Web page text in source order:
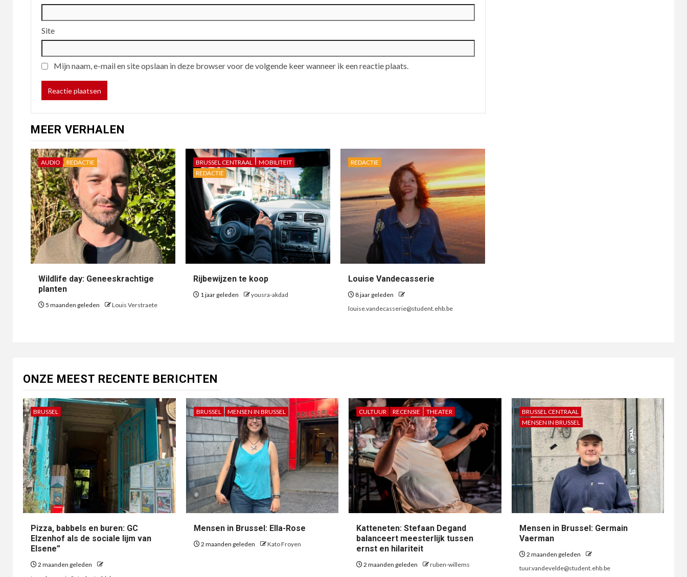
Site
Mijn naam, e-mail en site opslaan in deze browser voor de volgende keer wanneer ik een reactie plaats.
MEER VERHALEN
AUDIO REDACTIE
Wildlife day: Geneeskrachtige
planten
5 maanden geleden Louis Verstraete
BRUSSEL CENTRAAL
MOBILITEIT
REDACTIE
Rijbewijzen te koop
1 jaar geleden yousra-akdad
REDACTIE
Louise Vandecasserie
8 jaar geleden
louise.vandecasserie@student.ehb.be
ONZE MEEST RECENTE BERICHTEN
BRUSSEL
Pizza, babbels en buren: GC
Elzenhof als de sociale lijm van
Elsene”
2 maanden geleden
BRUSSEL MENSEN IN BRUSSEL
Mensen in Brussel: Ella-Rose
2 maanden geleden Kato Froyen
CULTUUR RECENSIE THEATER
Katteneten: Stefaan Degand
balanceert meesterlijk tussen
ernst en hilariteit
2 maanden geleden ruben-willems
BRUSSEL CENTRAAL
MENSEN IN BRUSSEL
Mensen in Brussel: Germain
Vaerman
2 maanden geleden
tuur.vandevelde@student.ehb.be